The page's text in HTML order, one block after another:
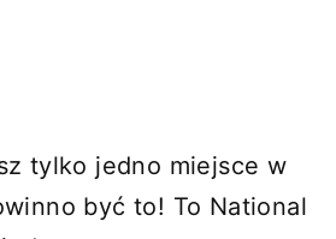
tylko jedno miejsce w
być to! To National